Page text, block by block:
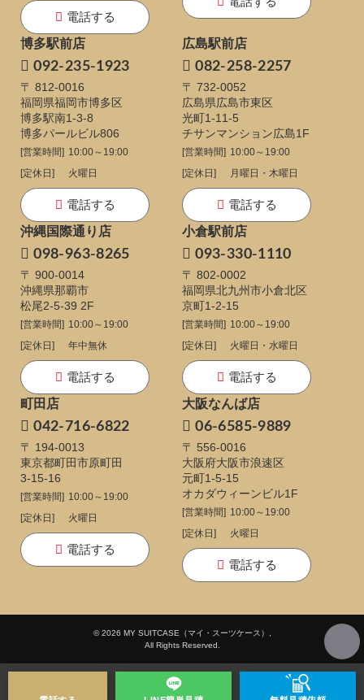
電話する
博多駅前店
092-235-1923
〒 812-0016
福岡県福岡市博多区
博多駅南1-3-8
博多パールビル806
[営業時間] 10:00～19:00
[定休日]
火曜日
電話する
広島駅前店
082-258-2257
〒 732-0052
広島県広島市東区
光町1-11-5
チサンマンション広島1F
[営業時間] 10:00～19:00
[定休日]
月曜日・木曜日
電話する
沖縄国際通り店
098-963-8265
〒 900-0014
沖縄県那覇市
松尾2-5-39 2F
[営業時間] 10:00～19:00
[定休日]
年中無休
電話する
小倉駅前店
093-330-1110
〒 802-0002
福岡県北九州市小倉北区
京町1-2-15
[営業時間] 10:00～19:00
[定休日]
火曜日・水曜日
電話する
町田店
042-716-6822
〒 194-0013
東京都町田市原町田
3-15-16
[営業時間] 10:00～19:00
[定休日]
火曜日
電話する
大阪なんば店
06-6585-9889
〒 556-0016
大阪府大阪市浪速区
元町1-5-15
オカダウィーンビル1F
[営業時間] 10:00～19:00
[定休日]
火曜日
電話する
© 2026 MY SUITCASE（マイ・スーツケース）,
All Rights Reserved.